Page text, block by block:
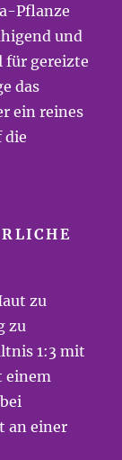
Pflanze
und
für gereizte
das
ein reines
die
zu
zu
1:3 mit
einem
an einer